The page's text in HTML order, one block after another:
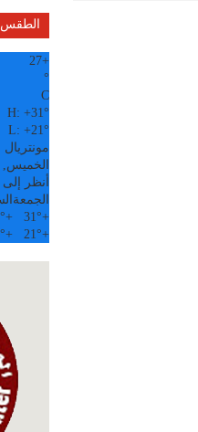
الطقس
+
27
°
C
H: +31°
L: +21°
مونتريال
الخميس, 06 آب
أنظر إلى
الجمعة
+
31°
+
+
21°
+